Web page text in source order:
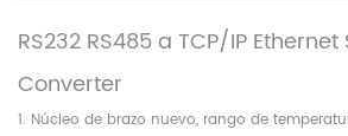
RS232 RS485 a TCP/IP
Converter
1. Núcleo de brazo nuevo, rango de